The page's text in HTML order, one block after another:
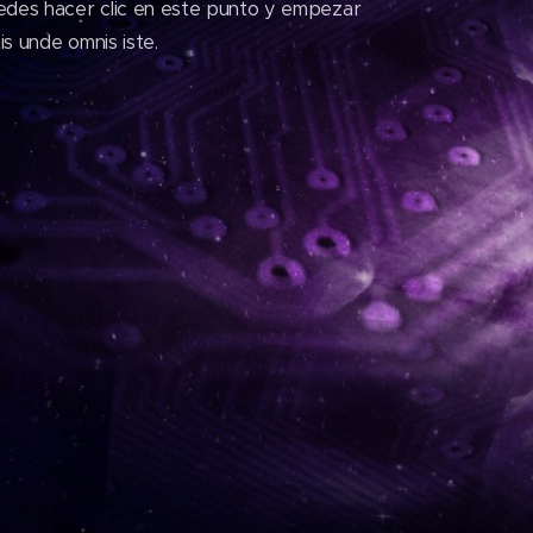
hacer clic en este punto y empezar
unde omnis iste.